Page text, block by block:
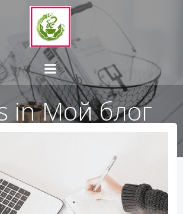
Перейти
к
содержимому
in Мой блог